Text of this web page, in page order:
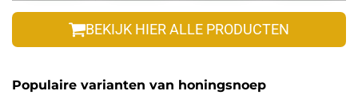
BEKIJK HIER ALLE PRODUCTEN
Populaire varianten van honingsnoep